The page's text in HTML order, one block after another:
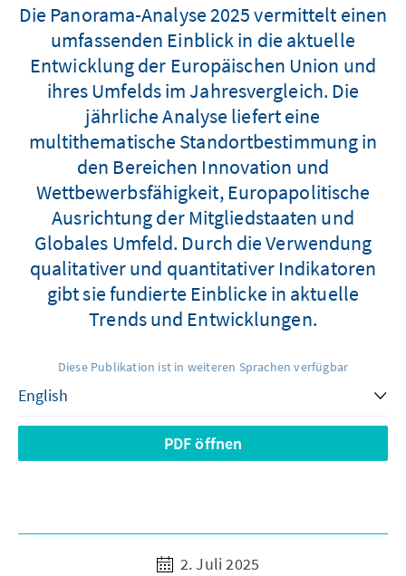
Die Panorama-Analyse 2025 vermittelt einen
umfassenden Einblick in die aktuelle
Entwicklung der Europäischen Union und
ihres Umfelds im Jahresvergleich. Die
jährliche Analyse liefert eine
multithematische Standortbestimmung in
den Bereichen Innovation und
Wettbewerbsfähigkeit, Europapolitische
Ausrichtung der Mitgliedstaaten und
Globales Umfeld. Durch die Verwendung
qualitativer und quantitativer Indikatoren
gibt sie fundierte Einblicke in aktuelle
Trends und Entwicklungen.
Diese Publikation ist in weiteren Sprachen verfügbar
PDF öffnen
2. Juli 2025